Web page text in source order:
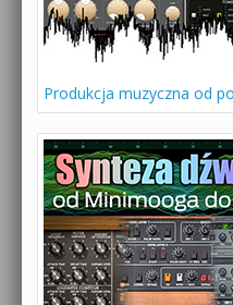
Produkcja muzyczna od